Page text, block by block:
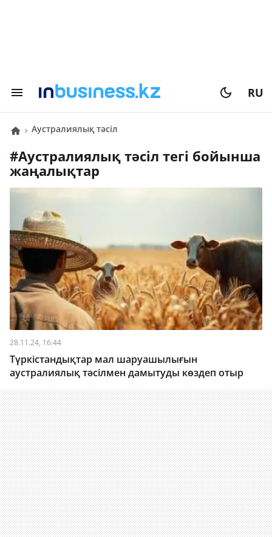
RU
Аустралиялық тәсіл
# Аустралиялық тәсіл тегі бойынша
жаңалықтар
28.11.24, 16:44
Түркістандықтар мал шаруашылығын
аустралиялық тәсілмен дамытуды көздеп отыр